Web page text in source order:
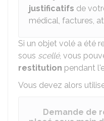
justificatifs de
médical, factures,
Si un objet volé a été
sous scellé, vous
restitution pendant
Vous devez alors
Demande de